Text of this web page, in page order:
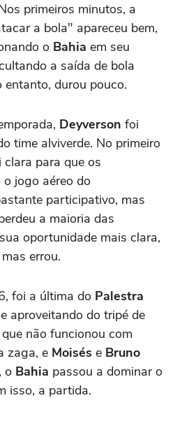
primeiros minutos, a
a bola" apareceu bem,
o Bahia em seu
a saída de bola
durou pouco.
Deyverson foi
time alviverde. No primeiro
para que os
jogo aéreo do
participativo, mas
a maioria das
oportunidade mais clara,
errou.
foi a última do Palestra
aproveitando do tripé de
não funcionou com
zaga, e Moisés e Bruno
o Bahia passou a dominar o
isso, a partida.